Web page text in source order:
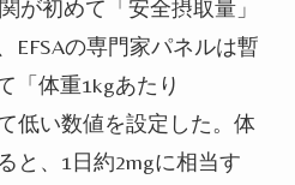
が初めて「安全摂取量」
EFSAの専門家パネルは暫
「体重1kgあたり
低い数値を設定した。体
と、1日約2mgに相当す